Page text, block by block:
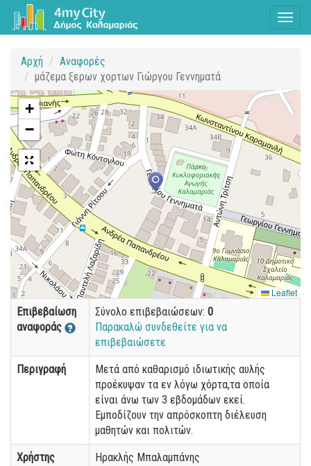
Αρχή
Αναφορές
μάζεμα ξερων χορτων Γιώργου Γεννηματά
+
−
Leaflet
Επιβεβαίωση
αναφοράς
Σύνολο επιβεβαιώσεων: 0
Παρακαλώ συνδεθείτε για να
επιβεβαιώσετε
Περιγραφή
Μετά από καθαρισμό ιδιωτικής αυλής
προέκυψαν τα εν λόγω χόρτα,τα οποία
είναι άνω των 3 εβδομάδων εκεί.
Εμποδίζουν την απρόσκοπτη διέλευση
μαθητών και πολιτών.
Χρήστης Ηρακλής Μπαλαμπάνης